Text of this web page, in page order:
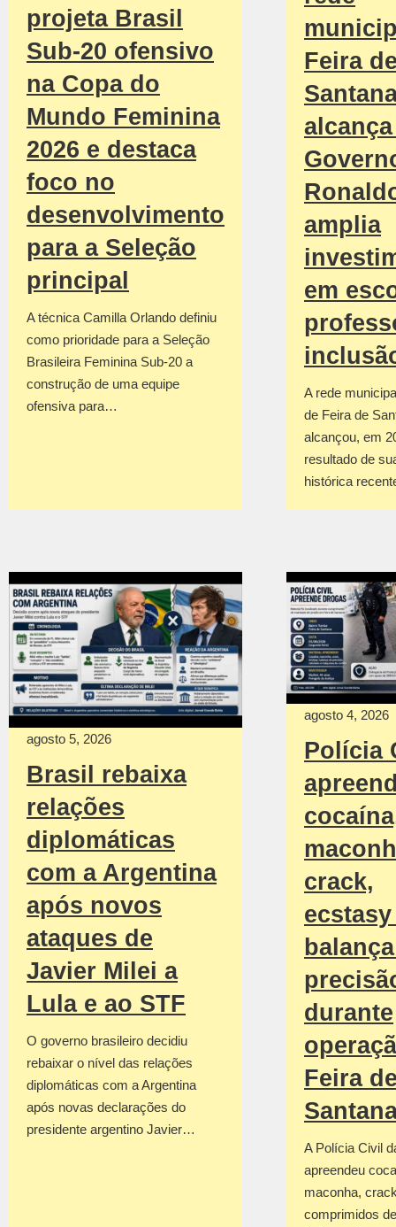
projeta Brasil
Sub-20 ofensivo
na Copa do
Mundo Feminina
2026 e destaca
foco no
desenvolvimento
para a Seleção
principal
A técnica Camilla Orlando definiu
como prioridade para a Seleção
Brasileira Feminina Sub-20 a
construção de uma equipe
ofensiva para…
Feira
amplia
em
A rede
de Feira de
alcançou, em
resultado de
histórica
agosto 5, 2026
Brasil rebaixa
relações
diplomáticas
com a Argentina
após novos
ataques de
Javier Milei a
Lula e ao STF
O governo brasileiro decidiu
rebaixar o nível das relações
diplomáticas com a Argentina
após novas declarações do
presidente argentino Javier…
agosto 4, 2026
Polícia
crack,
ecstasy
durante
Feira
A Polícia Civil
apreendeu
maconha,
comprimidos